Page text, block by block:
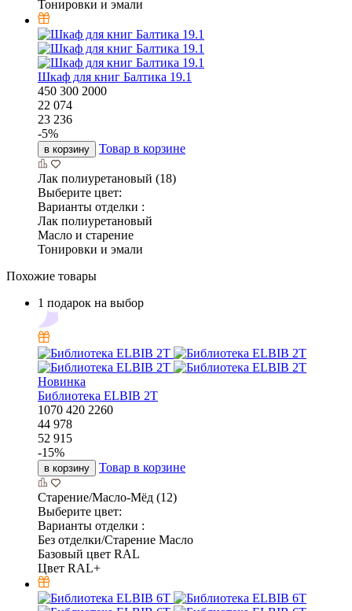
Тонировки и эмали
Шкаф для книг Балтика 19.1
450 300 2000
22 074
23 236
-5%
в корзину Товар в корзине
Лак полиуретановый (18)
Выберите цвет:
Варианты отделки :
Лак полиуретановый
Масло и старение
Тонировки и эмали
Похожие товары
1 подарок на выбор
Новинка
Библиотека ELBIB 2T
1070 420 2260
44 978
52 915
-15%
в корзину Товар в корзине
Старение/Масло-Мёд (12)
Выберите цвет:
Варианты отделки :
Без отделки/Старение Масло
Базовый цвет RAL
Цвет RAL+